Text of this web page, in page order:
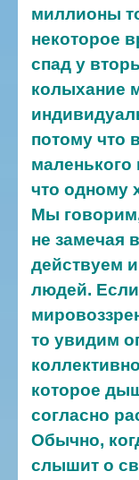
миллионы
некоторое
спад у
колыхание
потому что
маленького
что одному
Мы
не замечая
действуем
людей.
то увидим
которое
согласно
Обычно,
слышит о